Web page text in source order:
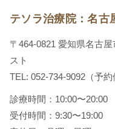
テソラ治療院：名古
〒464-0821 愛知県名古
スト
TEL: 052-734-9092（予約
診療時間：10:00〜20:00
受付時間：9:30〜19:00